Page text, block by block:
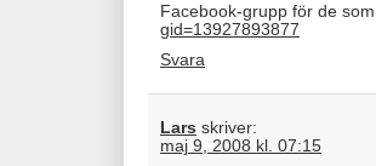
Facebook-grupp för de
gid=13927893877
Svara
Lars skriver:
maj 9, 2008 kl. 07:15